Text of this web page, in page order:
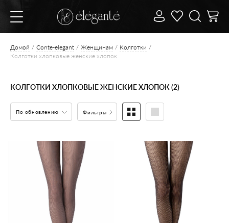
Домой Conte-elegant Женщинам
Колготки
Колготки хлопковые женские хлопок
КОЛГОТКИ ХЛОПКОВЫЕ ЖЕНСКИЕ ХЛОПОК (2)
По обновлению Фильтры